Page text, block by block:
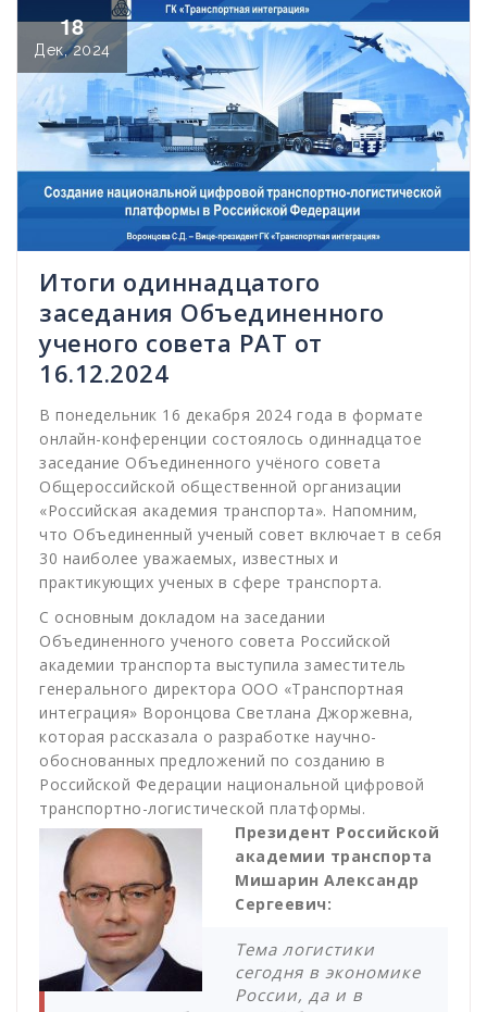
18
Дек, 2024
Итоги одиннадцатого
заседания Объединенного
ученого совета РАТ от
16.12.2024
В понедельник 16 декабря 2024 года в формате
онлайн-конференции состоялось одиннадцатое
заседание Объединенного учёного совета
Общероссийской общественной организации
«Российская академия транспорта». Напомним,
что Объединенный ученый совет включает в себя
30 наиболее уважаемых, известных и
практикующих ученых в сфере транспорта.
С основным докладом на заседании
Объединенного ученого совета Российской
академии транспорта выступила заместитель
генерального директора ООО «Транспортная
интеграция» Воронцова Светлана Джоржевна,
которая рассказала о разработке научно-
обоснованных предложений по созданию в
Российской Федерации национальной цифровой
транспортно-логистической платформы.
Президент Российской
академии транспорта
Мишарин Александр
Сергеевич:
Тема логистики
сегодня в экономике
России, да и в